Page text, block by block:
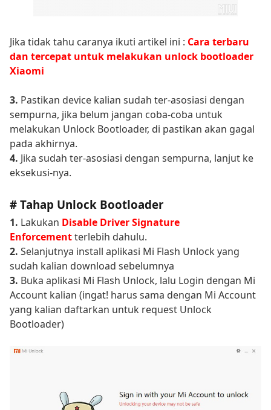
Jika tidak tahu caranya ikuti artikel ini : Cara terbaru
dan tercepat untuk melakukan unlock bootloader
Xiaomi
3. Pastikan device kalian sudah ter-asosiasi dengan
sempurna, jika belum jangan coba-coba untuk
melakukan Unlock Bootloader, di pastikan akan gagal
pada akhirnya.
4. Jika sudah ter-asosiasi dengan sempurna, lanjut ke
eksekusi-nya.
# Tahap Unlock Bootloader
1. Lakukan Disable Driver Signature
Enforcementterlebih dahulu.
2. Selanjutnya install aplikasi Mi Flash Unlock yang
sudah kalian download sebelumnya
3. Buka aplikasi Mi Flash Unlock, lalu Login dengan Mi
Account kalian (ingat! harus sama dengan Mi Account
yang kalian daftarkan untuk request Unlock
Bootloader)